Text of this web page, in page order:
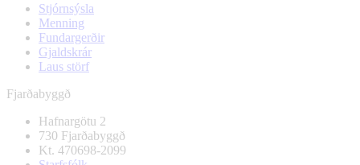
Stjórnsýsla
Menning
Fundargerðir
Gjaldskrár
Laus störf
Fjarðabyggð
Hafnargötu 2
730 Fjarðabyggð
Kt. 470698-2099